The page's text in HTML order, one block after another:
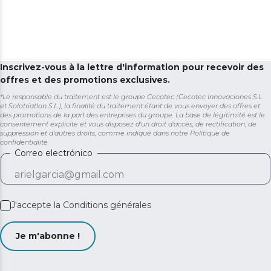
Inscrivez-vous à la lettre d'information pour recevoir des
offres et des promotions exclusives.
*Le responsable du traitement est le groupe Cecotec (Cecotec Innovaciones S.L.
et Solotriatlon S.L.), la finalité du traitement étant de vous envoyer des offres et
des promotions de la part des entreprises du groupe. La base de légitimité est le
consentement explicite et vous disposez d'un droit d'accès, de rectification, de
suppression et d'autres droits, comme indiqué dans notre Politique de
confidentialité
Correo electrónico
J'accepte la Conditions générales
Je m'abonne !